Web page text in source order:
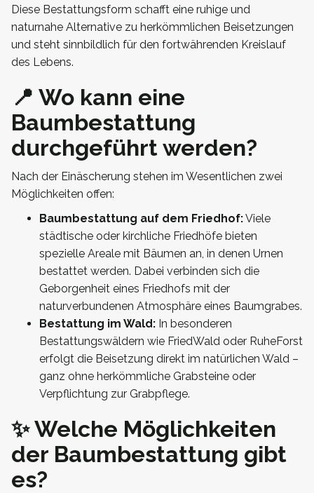
Diese Bestattungsform schafft eine ruhige und
naturnahe Alternative zu herkömmlichen Beisetzungen
und steht sinnbildlich für den fortwährenden Kreislauf
des Lebens.
📍 Wo kann eine
Baumbestattung
durchgeführt werden?
Nach der Einäscherung stehen im Wesentlichen zwei
Möglichkeiten offen:
Baumbestattung auf dem Friedhof:Viele
städtische oder kirchliche Friedhöfe bieten
spezielle Areale mit Bäumen an, in denen Urnen
bestattet werden. Dabei verbinden sich die
Geborgenheit eines Friedhofs mit der
naturverbundenen Atmosphäre eines Baumgrabes.
Bestattung im Wald: In besonderen
Bestattungswäldern wie FriedWald oder RuheForst
erfolgt die Beisetzung direkt im natürlichen Wald –
ganz ohne herkömmliche Grabsteine oder
Verpflichtung zur Grabpflege.
✨ Welche Möglichkeiten
der Baumbestattung gibt
es?